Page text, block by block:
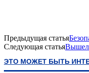
Предыдущая статья
Следующая статьяВышел
ЭТО МОЖЕТ БЫТЬ